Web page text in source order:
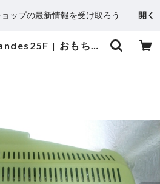
ップの最新情報を受け取ろう 開く
SUZUKI andes25F | おもちゃ楽器.com